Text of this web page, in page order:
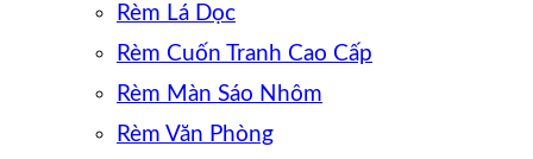
Rèm Lá Dọc
Rèm Cuốn Tranh Cao Cấp
Rèm Màn Sáo Nhôm
Rèm Văn Phòng